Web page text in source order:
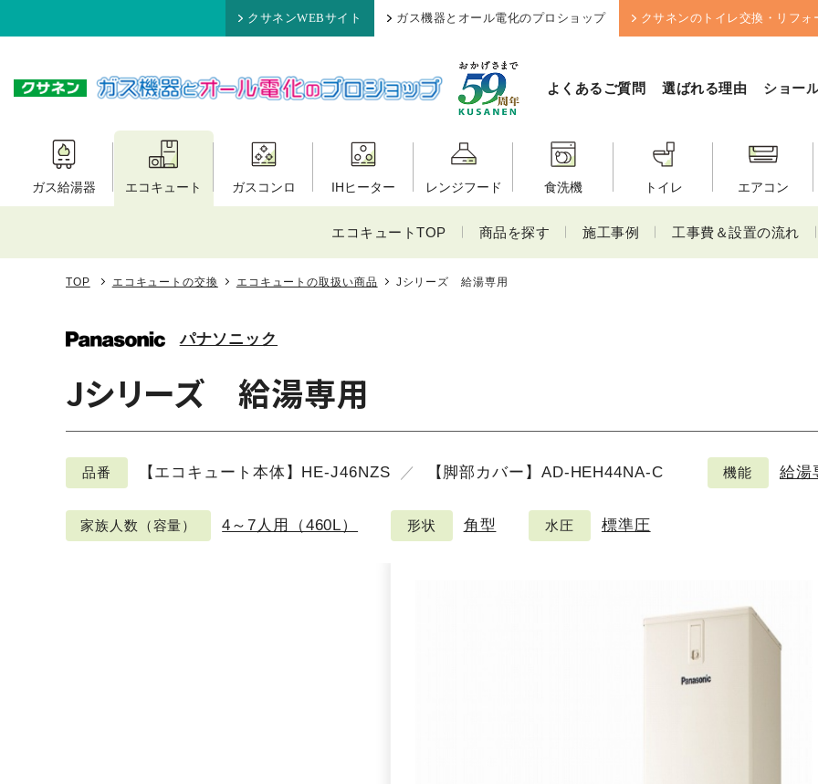
クサネンWEBサイト ガス機器とオール電化のプロショップ クサネンのトイレ交換・リフォ
よくあるご質問 選ばれる理由 ショー
ガス給湯器 エコキュート ガスコンロ IHヒーター レンジフード 食洗機 トイレ エアコン
エコキュートTOP 商品を探す 施工事例 工事費＆設置の流れ
TOP エコキュートの交換 エコキュートの取扱い商品 Jシリーズ 給湯専用
パナソニック
Jシリーズ 給湯専用
品番 【エコキュート本体】HE-J46NZS 【脚部カバー】AD-HEH44NA-C 機能 給湯
家族人数（容量） 4～7人用（460L） 形状 角型 水圧 標準圧